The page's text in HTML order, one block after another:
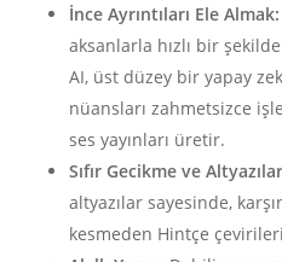
İnce Ayrıntıları Ele Almak:
aksanlarla hızlı bir
AI, üst düzey bir yapay
nüansları zahmetsizce
ses yayınları üretir.
Sıfır Gecikme ve
altyazılar sayesinde,
kesmeden Hintçe